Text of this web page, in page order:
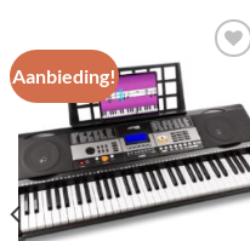
Aanbieding!
Toevoegen
aan
wenslijst